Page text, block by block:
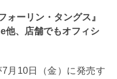
ォーリン・タングス』
他、店舗でもオフィシ
月10日（金）に発売す